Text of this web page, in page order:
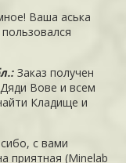
Ваша аська
:Заказ получен
Вове и всем
Кладище и
с вами
приятная (Minelab